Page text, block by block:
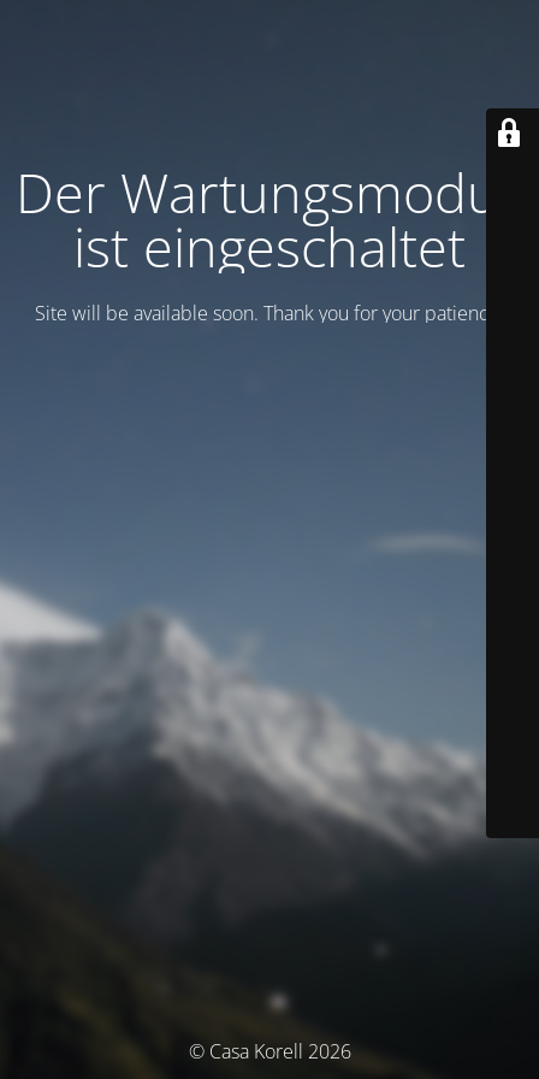
Der Wartungsmodus
ist eingeschaltet
Site will be available soon. Thank you for your patience!
© Casa Korell 2026